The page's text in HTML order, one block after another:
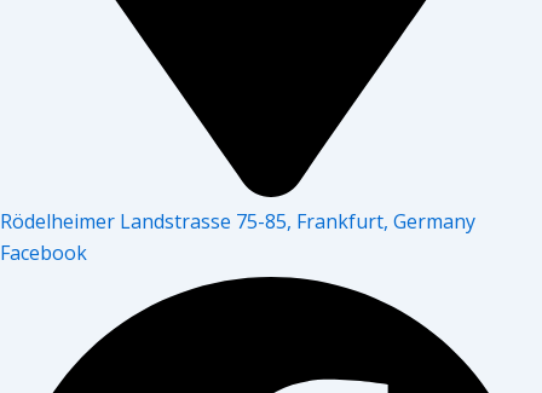
Rödelheimer Landstrasse 75-85, Frankfurt, Germany
Facebook